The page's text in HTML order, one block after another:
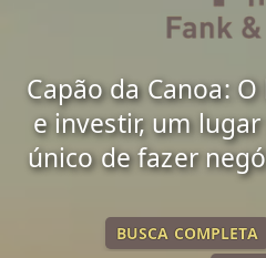
Capão da Canoa:
e investir, um
único de fazer
BUSCA COMPLETA